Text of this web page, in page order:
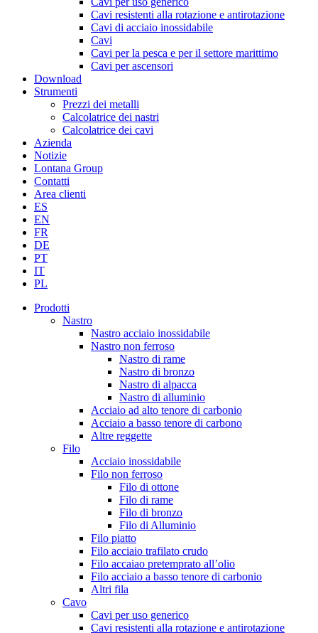
Cavi resistenti alla rotazione e antirotazione
Cavi di acciaio inossidabile
Cavi
Cavi per la pesca e per il settore marittimo
Cavi per ascensori
Download
Strumenti
Prezzi dei metalli
Calcolatrice dei nastri
Calcolatrice dei cavi
Azienda
Notizie
Lontana Group
Contatti
Area clienti
ES
EN
FR
DE
PT
IT
PL
Prodotti
Nastro
Nastro acciaio inossidabile
Nastro non ferroso
Nastro di rame
Nastro di bronzo
Nastro di alpacca
Nastro di alluminio
Acciaio ad alto tenore di carbonio
Acciaio a basso tenore di carbono
Altre reggette
Filo
Acciaio inossidabile
Filo non ferroso
Filo di ottone
Filo di rame
Filo di bronzo
Filo di Alluminio
Filo piatto
Filo acciaio trafilato crudo
Filo accaiao pretemprato all’olio
Filo acciaio a basso tenore di carbonio
Altri fila
Cavo
Cavi per uso generico
Cavi resistenti alla rotazione e antirotazione